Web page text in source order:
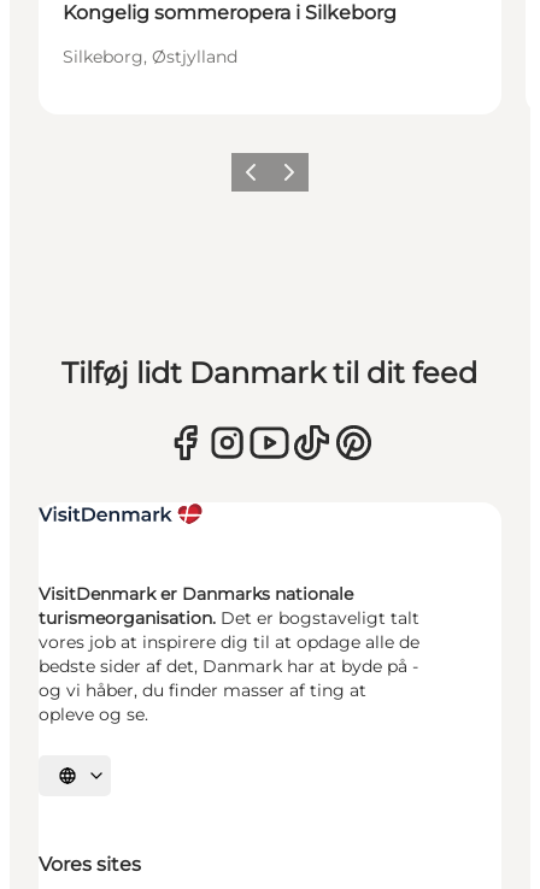
Kongelig sommeropera i Silkeborg
Silkeborg, Østjylland
ForrigeNæste
Tilføj lidt Danmark til dit feed
VisitDenmark er Danmarks nationale
turismeorganisation. Det er bogstaveligt talt
vores job at inspirere dig til at opdage alle de
bedste sider af det, Danmark har at byde på -
og vi håber, du finder masser af ting at
opleve og se.
Vælg sprog
Vores sites